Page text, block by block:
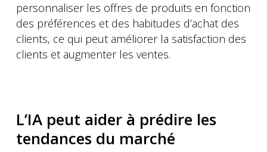
personnaliser les offres de produits en fonction
des préférences et des habitudes d’achat des
clients, ce qui peut améliorer la satisfaction des
clients et augmenter les ventes.
L’IA peut aider à prédire les
tendances du marché